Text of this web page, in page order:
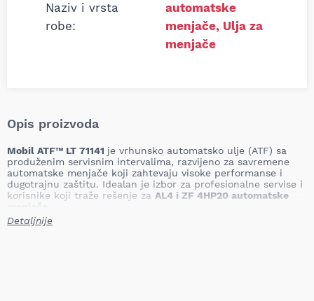
Naziv i vrsta
robe:
automatske
menjače, Ulja za
menjače
Opis proizvoda
Mobil ATF™ LT 71141 je vrhunsko automatsko ulje (ATF) sa
produženim servisnim intervalima, razvijeno za savremene
automatske menjače koji zahtevaju visoke performanse i
dugotrajnu zaštitu. Idealan je izbor za profesionalne servise i
korisnike koji traže rešenje za AL4 i ZF 4HP20 automatske
menjače
Mobil ATF LT 71141 – Visokokvalitetno ulje
Detaljnije